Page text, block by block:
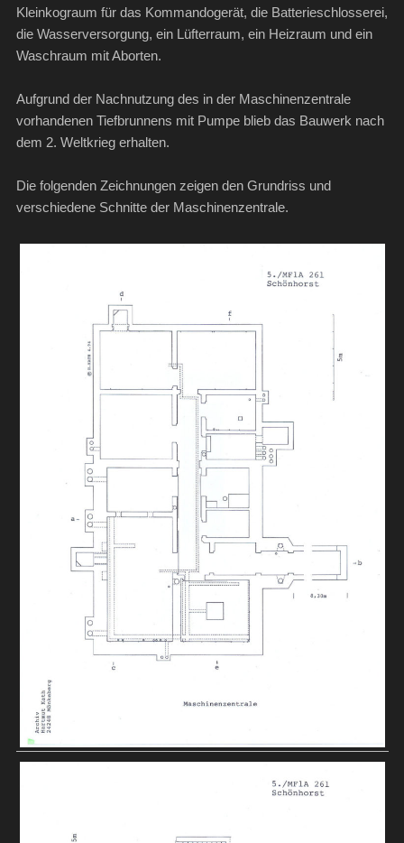
Kleinkograum für das Kommandogerät, die Batterieschlosserei,
die Wasserversorgung, ein Lüfterraum, ein Heizraum und ein
Waschraum mit Aborten.
Aufgrund der Nachnutzung des in der Maschinenzentrale
vorhandenen Tiefbrunnens mit Pumpe blieb das Bauwerk nach
dem 2. Weltkrieg erhalten.
Die folgenden Zeichnungen zeigen den Grundriss und
verschiedene Schnitte der Maschinenzentrale.